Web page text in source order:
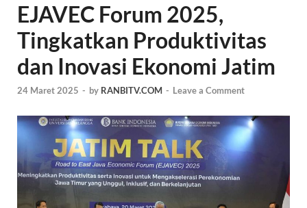
EJAVEC Forum 2025,
Tingkatkan Produktivitas
dan Inovasi Ekonomi Jatim
24 Maret 2025 - by RANBITV.COM - Leave a Comment